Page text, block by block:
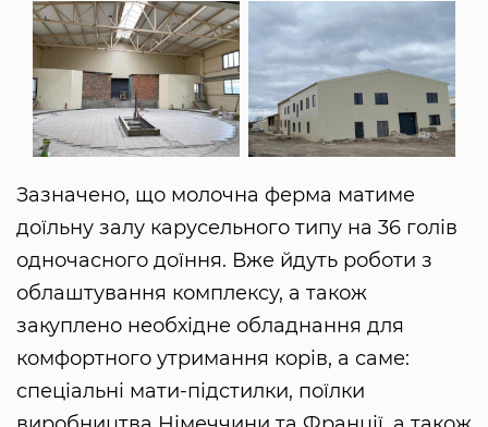
Зазначено, що молочна ферма матиме
доїльну залу карусельного типу на 36 голів
одночасного доїння. Вже йдуть роботи з
облаштування комплексу, а також
закуплено необхідне обладнання для
комфортного утримання корів, а саме:
спеціальні мати-підстилки, поїлки